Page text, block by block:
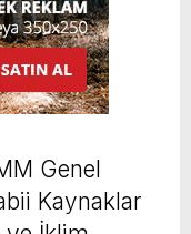
Genel
Kaynaklar